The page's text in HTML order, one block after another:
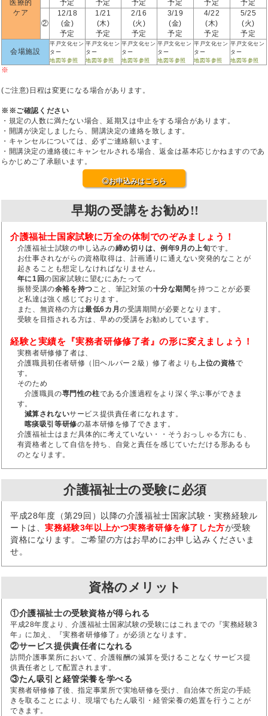
医療的
ケア
予定 予定 予定 予定 予定 予定
②
12/18
(金)
予定
1/21
(木)
予定
2/16
(火)
予定
3/19
(金)
予定
4/22
(木)
予定
5/25
(火)
予定
会場施設
平戸文化セン
ター
地図等参照
平戸文化セン
ター
地図等参照
平戸文化セン
ター
地図等参照
平戸文化セン
ター
地図等参照
平戸文化セン
ター
地図等参照
平戸文化セン
ター
地図等参照
※
(ご注意)日程は変更になる場合があります。
※※ご確認ください
・規定の人数に満たない場合、延期又は中止をする場合があります。
・開講が決定しましたら、開講決定の連絡を致します。
・キャンセルについては、必ずご連絡願います。
・開講決定の連絡後にキャンセルされる場合、返金は基本応じかねますのであ
らかじめご了承願います。
◎お申込みはこちら
早期の受講をお勧め!!
介護福祉士国家試験に万全の体制でのぞみましょう！
介護福祉士試験の申し込みの締め切りは、例年9月の上旬です。
お仕事されながらの資格取得は、計画通りに通えない突発的なことが
起きることも想定しなければなりません。
年に1回の国家試験に望むにあたって
振替受講の余裕を持つこと、筆記対策の十分な期間を持つことが必要
と私達は強く感じております。
また、無資格の方は最低6カ月の受講期間が必要となります。
受験を目指される方は、早めの受講をお勧めしています。
経験と実績を『実務者研修修了者』の形に変えましょう！
実務者研修修了者は、
介護職員初任者研修（旧ヘルパー２級）修了者よりも上位の資格で
す。
そのため
介護職員の専門性の柱である介護過程をより深く学ぶ事ができま
す。
減算されないサービス提供責任者になれます。
喀痰吸引等研修の基本研修を修了できます。
介護福祉士はまだ具体的に考えていない・・そうおっしゃる方にも、
有資格者として自信を持ち、自覚と責任を感じていただける形あるも
のとなります。
介護福祉士の受験に必須
平成28年度（第29回）以降の介護福祉士国家試験・実務経験ル
ートは、実務経験3年以上かつ実務者研修を修了した方が受験
資格になります。ご希望の方はお早めにお申し込みくださいま
せ。
資格のメリット
①介護福祉士の受験資格が得られる
平成28年度より、介護福祉士国家試験の受験にはこれまでの『実務経験3
年』に加え、『実務者研修修了』が必須となります。
②サービス提供責任者になれる
訪問介護事業所において、介護報酬の減算を受けることなくサービス提
供責任者として配置されます。
③たん吸引と経管栄養を学べる
実務者研修修了後、指定事業所で実地研修を受け、自治体で所定の手続
きを取ることにより、現場でもたん吸引・経管栄養の処置を行うことが
できます。